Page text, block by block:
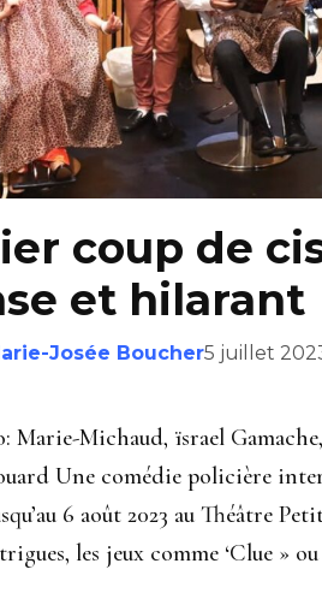
coup de
et hilarant
Josée Boucher5 juillet
Marie-Michaud, ïsrael
Une comédie policière
6 août 2023 au Théâtre
les jeux comme ‘Clue »